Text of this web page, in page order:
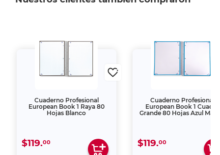
Cuaderno Profesional
European Book 1 Raya 80
Hojas Blanco
$119.00
Cuaderno Profesional
European Book 1 Cuadro
Grande 80 Hojas Azul
$119.00